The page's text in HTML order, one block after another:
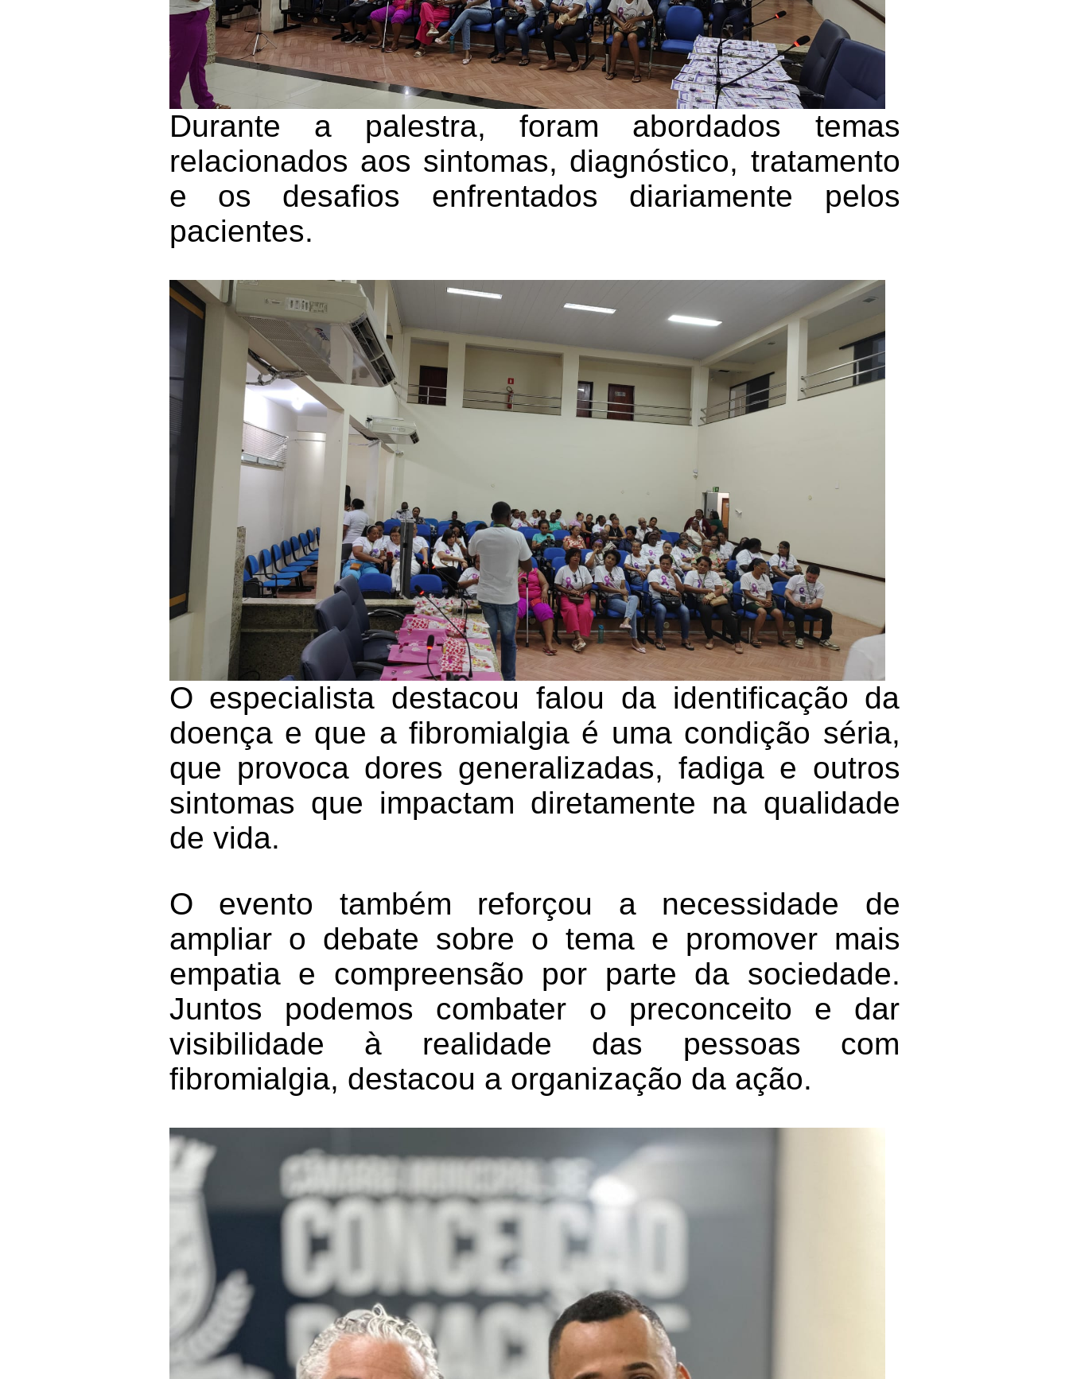
Durante a palestra, foram abordados temas
relacionados aos sintomas, diagnóstico, tratamento
e os desafios enfrentados diariamente pelos
pacientes.
O especialista destacou falou da identificação da
doença e que a fibromialgia é uma condição séria,
que provoca dores generalizadas, fadiga e outros
sintomas que impactam diretamente na qualidade
de vida.
O evento também reforçou a necessidade de
ampliar o debate sobre o tema e promover mais
empatia e compreensão por parte da sociedade.
Juntos podemos combater o preconceito e dar
visibilidade à realidade das pessoas com
fibromialgia, destacou a organização da ação.